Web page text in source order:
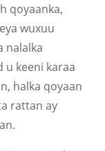
qoyaanka,
wuxuu
nalalka
u keeni karaa
halka qoyaan
rattan ay